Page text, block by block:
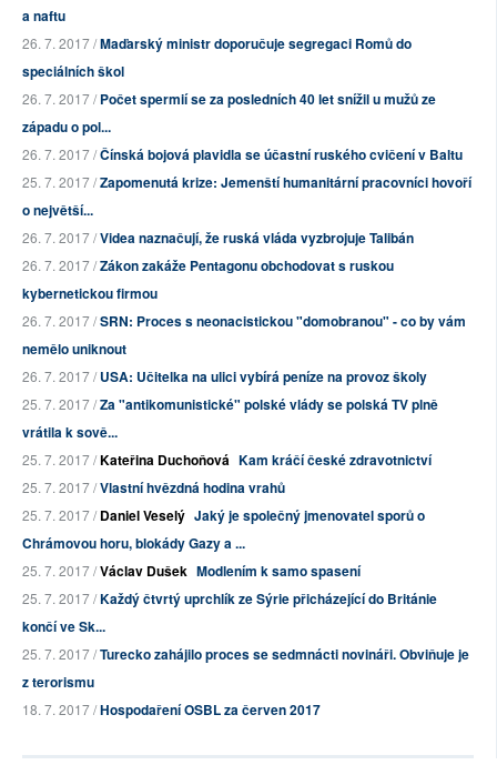
a naftu
26. 7. 2017 /Maďarský ministr doporučuje segregaci Romů do
speciálních škol
26. 7. 2017 /Počet spermií se za posledních 40 let snížil u mužů ze
západu o pol...
26. 7. 2017 /Čínská bojová plavidla se účastní ruského cvičení v Baltu
25. 7. 2017 /Zapomenutá krize: Jemenští humanitární pracovníci hovoří
o největší...
26. 7. 2017 /Videa naznačují, že ruská vláda vyzbrojuje Talibán
26. 7. 2017 /Zákon zakáže Pentagonu obchodovat s ruskou
kybernetickou firmou
26. 7. 2017 /SRN: Proces s neonacistickou "domobranou" - co by vám
nemělo uniknout
26. 7. 2017 /USA: Učitelka na ulici vybírá peníze na provoz školy
25. 7. 2017 /Za "antikomunistické" polské vlády se polská TV plně
vrátila k sově...
25. 7. 2017 /Kateřina Duchoňová Kam kráčí české zdravotnictví
25. 7. 2017 /Vlastní hvězdná hodina vrahů
25. 7. 2017 /Daniel Veselý Jaký je společný jmenovatel sporů o
Chrámovou horu, blokády Gazy a ...
25. 7. 2017 /Václav Dušek Modlením k samo spasení
25. 7. 2017 /Každý čtvrtý uprchlík ze Sýrie přicházející do Británie
končí ve Sk...
25. 7. 2017 /Turecko zahájilo proces se sedmnácti novináři. Obviňuje je
z terorismu
18. 7. 2017 /Hospodaření OSBL za červen 2017